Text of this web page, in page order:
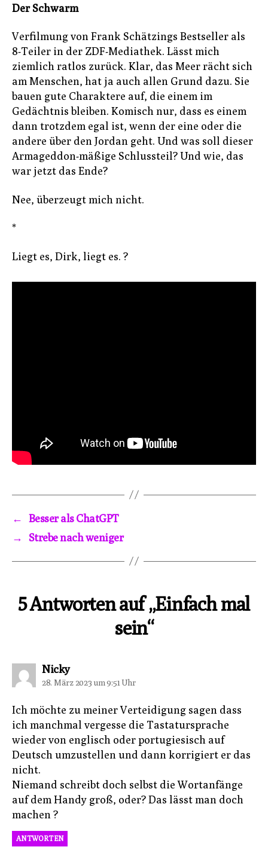
Der Schwarm
Verfilmung von Frank Schätzings Bestseller als
8-Teiler in der ZDF-Mediathek. Lässt mich
ziemlich ratlos zurück. Klar, das Meer rächt sich
am Menschen, hat ja auch allen Grund dazu. Sie
bauen gute Charaktere auf, die einem im
Gedächtnis bleiben. Komisch nur, dass es einem
dann trotzdem egal ist, wenn der eine oder die
andere über den Jordan geht. Und was soll dieser
Armageddon-mäßige Schlussteil? Und wie, das
war jetzt das Ende?
Nee, überzeugt mich nicht.
*
Liegt es, Dirk, liegt es. ?
←
Besser als ChatGPT
→
Strebe nach weniger
5 Antworten auf „Einfach mal
sein“
Nickysagt:
28. März 2023 um 9:51 Uhr
Ich möchte zu meiner Verteidigung sagen dass
ich manchmal vergesse die Tastatursprache
wieder von englisch oder portugiesisch auf
Deutsch umzustellen und dann korrigiert er das
nicht.
Niemand schreibt doch selbst die Wortanfänge
auf dem Handy groß, oder? Das lässt man doch
machen ?
ANTWORTEN